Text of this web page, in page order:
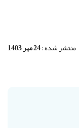
منتشر شده :24 مهر 1403